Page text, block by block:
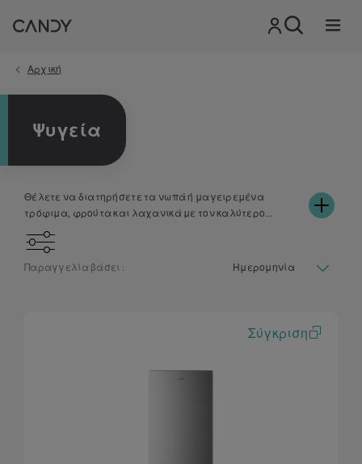
Αρχική
Ψυγεία
Θέλετε να διατηρήσετε τα νωπά ή μαγειρεμένα
τρόφιμα, φρούτα και λαχανικά με τον καλύτερο
δυνατό τρόπο; Ένα έξυπνο ψυγείο όπως αυτά της Candy
μπορεί να είναι ιδανικό για εσάς. Από το σύστημα
αυτόματης απόψυξης και παρακολούθησης πάγου
εύκολη. Το μεταβλητό σύστημα εξαερισμού των
ψυγειοκαταψυκτών της Candy εγγυάται ομοιόμορφη
πάντα φρέσκα. Από εντοιχιζόμενα έως ανεξάρτητα
Παραγγελία βάσει :
Σύγκριση